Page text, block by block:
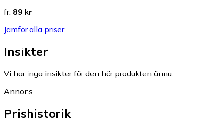
fr. 89 kr
Jämför alla priser
Insikter
Vi har inga insikter för den här produkten ännu.
Annons
Prishistorik